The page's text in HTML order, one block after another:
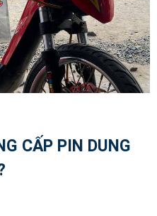
CẤP PIN DUNG